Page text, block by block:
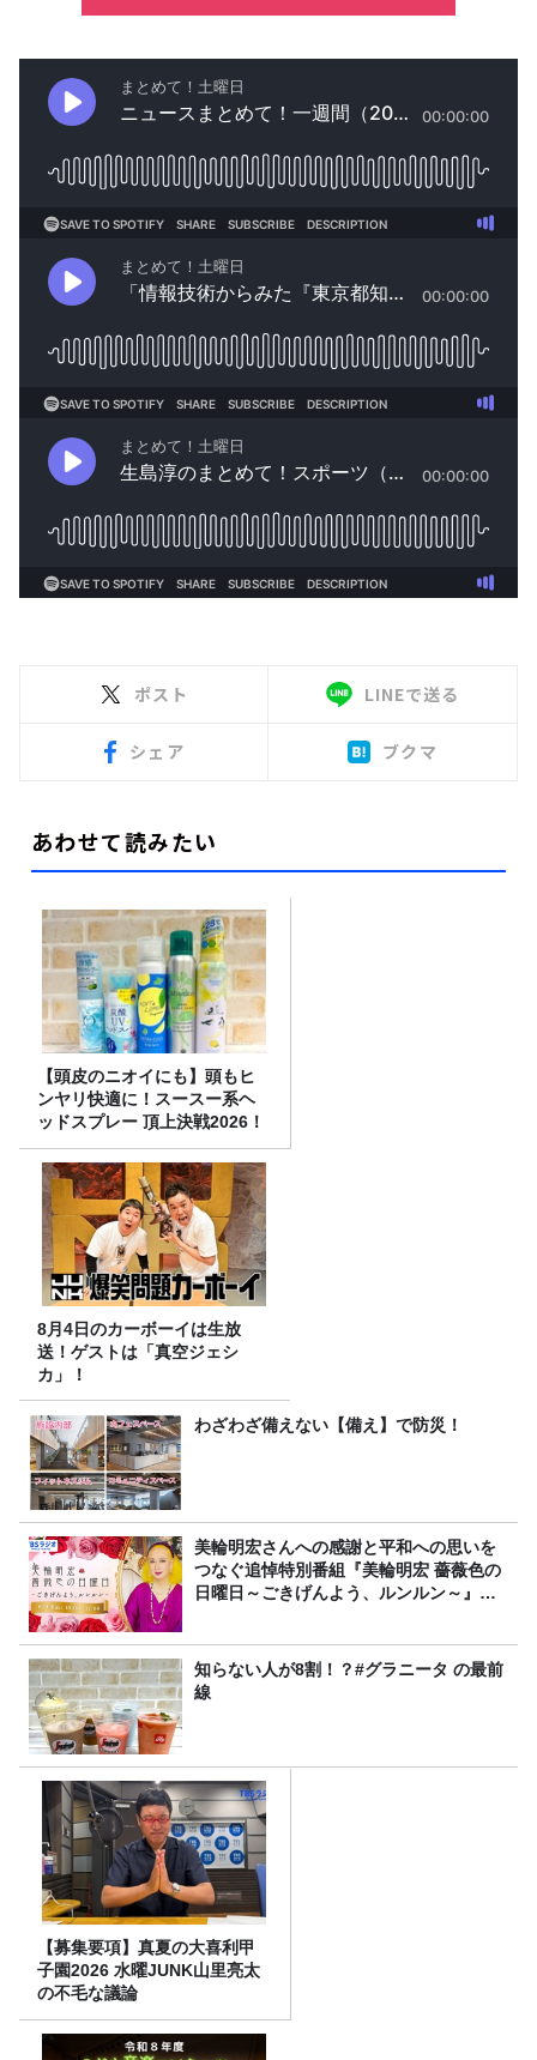
ポスト LINEで送る
シェア ブクマ
あわせて読みたい
【頭皮のニオイにも】頭もヒ
ンヤリ快適に！スースー系ヘ
ッドスプレー 頂上決戦2026！
8月4日のカーボーイは生放
送！ゲストは「真空ジェシ
カ」！
わざわざ備えない【備え】で防災！
美輪明宏さんへの感謝と平和への思いを
つなぐ追悼特別番組『美輪明宏 薔薇色の
日曜日～ごきげんよう、ルンルン～』
知らない人が8割！？#グラニータ の最前
線
【募集要項】真夏の大喜利甲
子園2026 水曜JUNK山里亮太
の不毛な議論